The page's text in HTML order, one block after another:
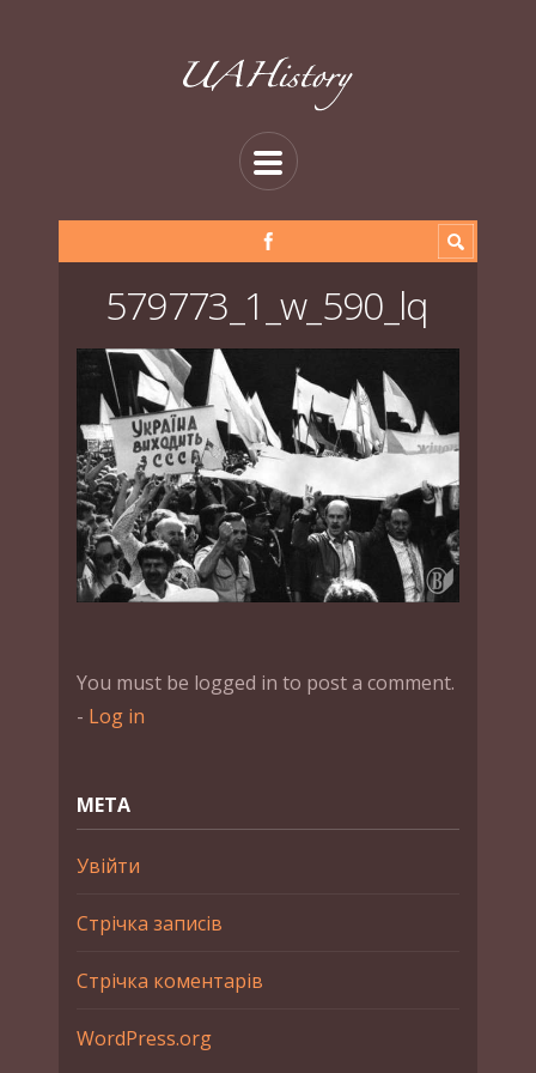
579773_1_w_590_lq
You must be logged in to post a comment.
- Log in
МЕТА
Увійти
Стрічка записів
Стрічка коментарів
WordPress.org